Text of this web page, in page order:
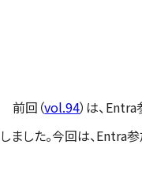
前回（vol.94）は、
しました。今回は、Entra